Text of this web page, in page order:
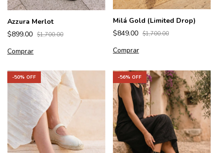
Azzura Merlot
$899.00 $1,700.00
Comprar
Milá Gold (Limited Drop)
$849.00 $1,700.00
Comprar
-50% OFF -56% OFF